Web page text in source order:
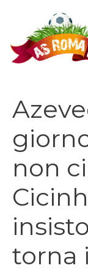
contenuto
non
torna